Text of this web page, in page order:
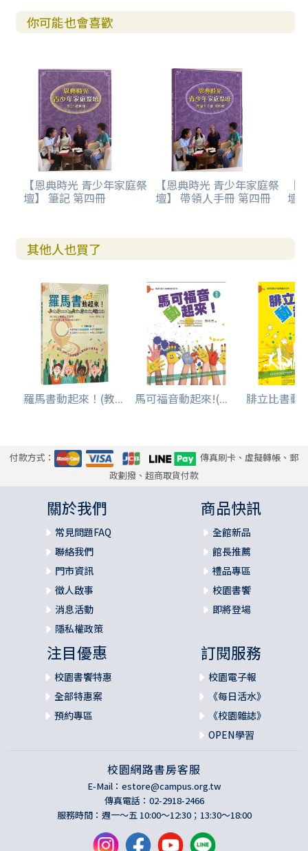
每一單元的開頭，我們先將青少年當下的處境與信仰議題，
用當代的語言介紹出來，讓教材的使用者能很快地把握該篇
教材中也簡介每一篇的情境，讓詩篇不僅有經文，還有豐富
經文想像力，使人進入作者的視角，揣摩他的心路歷程，以
汲取詩篇所傳遞的生命智慧。
我們也為青少年設計反思的活動幫助他們認知經文，幫助他
們自我覺察（這是更為重要的），盼望透過詩人在詩篇中的
自我揭露，帶領青少年們更深地檢視自己當下的生命狀態，
好使他們在成長的過程中奠定美好的信仰根基。當然，這些
課程有許多地方是需要教學者也分享自己的軟弱與掙扎，如
許更是神的期盼！
學手札」，作為該篇的神學詮釋，或探討當代青少年的議
題、介紹教會屬靈遺產及補充相關的背景，內容十分精彩，
也請不要錯過喔！
謝謝中夫哥邀請我繼續一起以詩篇為題來寫作，和中夫哥的
討論幫助我對詩篇和整本聖經有更進一步的體會。以往我對
詩篇相對陌生，畢竟一百五十篇中熟悉的篇章，不及十之一
二，加上每一篇都有不同的背景與議題，對我而言非常有挑
尋要書寫的角度。
禱告是本書能順利寫完重要的推手，許多次都經歷禱告後，
原本卡住的經文段落分析突然間突破了，這真是奇妙啊！詩
人真實情感的流露，相當程度幫助我進入更深的自我覺察，
詩人走過的故事也成為我更深得醫治的契機。
稿件寫不出來時的焦慮，忍耐我活在經文裡，而無法跨越幾
千年時空來回應她當下的需要。
謝謝台中主恩教會的弟兄姊妹們，常常聽到我寫不出來時的
各種碎念，我好多次躲到會友的咖啡店閉關，在老喬的咖啡
和好吃的pizza幫助下，有精神力繼續往下寫，詩篇第五十篇
就是聽你們感恩的見證後刪掉重寫出來的（寫不出來的焦慮
心情被感恩的故事激勵）。
謝謝廖允辰姊妹和羅丹菱傳道，兩位在我剛開始困在第一、
二單元時，提供了重要的幫助，那天的討論幫助我重新調整
入課程主題的介紹。雖然彼此沒有機會再進行後續的討論實
為可惜，特藉此序向兩位姊妹致謝。
最後，感謝信實的上帝，垂聽我多年前的禱告。當我讀經讀
到很挫折，很多經文讀不懂，我發出了想讀懂的吶喊。是主
親自用詩篇一一九篇33〜40節調整我讀經的態度，在此見證
你可能也會喜歡
【恩典時光 青少年家庭祭
壇】 筆記 第四冊
【恩典時光 青少年家庭祭
壇】 帶領人手冊 第四冊
【
壇
其他人也買了
羅馬書動起來！(教... 馬可福音動起來!(... 腓立比書動
付款方式：
傳真刷卡、虛擬轉帳、郵
政劃撥、超商取貨付款
關於我們
常見問題FAQ
聯絡我們
門市資訊
徵人啟事
消息活動
隱私權政策
商品快訊
全館新品
館長推薦
禮品專區
校園書饗
即將登場
注目優惠
校園書饗特惠
全部特惠案
預約專區
訂閱服務
校園電子報
《每日活水》
《校園雜誌》
OPEN學習
校園網路書房客服
E-Mail： estore@campus.org.tw
傳真電話：02-2918-2466
服務時間：週一～五 10:00～12:30；13:30～18:00